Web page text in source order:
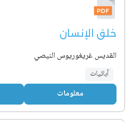
خلق الإنسان
القديس غريغوريوس النيصي
آبائيات
معلومات